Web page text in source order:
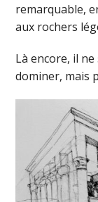
remarquable,
aux rochers
Là encore, il
dominer, mais